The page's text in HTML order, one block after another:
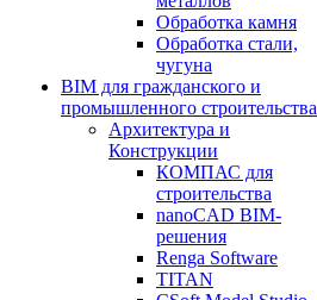
Обработка камня
Обработка стали,
чугуна
BIM для гражданского и
промышленного строительства
Архитектура и
Конструкции
КОМПАС для
строительства
nanoCAD BIM-
решения
Renga Software
TITAN